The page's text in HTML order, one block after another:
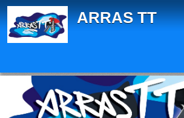
ARRAS TT
Panneau de gestion des cookies